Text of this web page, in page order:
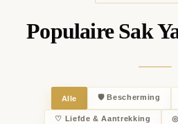
Populaire Sak
Alle 🛡 Bescherming
♡ Liefde & Aantrekking ◎